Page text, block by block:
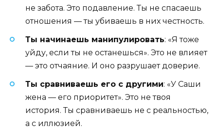
не забота. Это подавление. Ты не спасаешь
отношения — ты убиваешь в них честность.
Ты начинаешь манипулировать: «Я тоже
уйду, если ты не останешься». Это не влияет
— это отчаяние. И оно разрушает доверие.
Ты сравниваешь его с другими: «У Саши
жена — его приоритет». Это не твоя
история. Ты сравниваешь не с реальностью,
а с иллюзией.